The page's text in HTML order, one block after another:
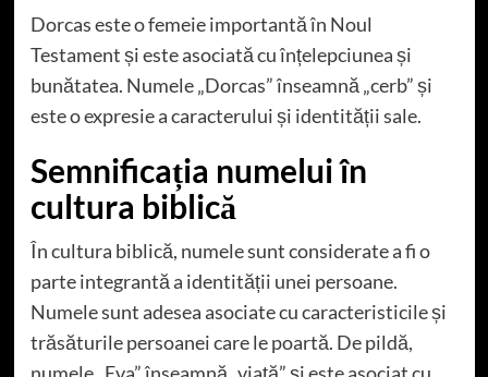
Dorcas este o femeie importantă în Noul
Testament și este asociată cu înțelepciunea și
bunătatea. Numele „Dorcas” înseamnă „cerb” și
este o expresie a caracterului și identității sale.
Semnificația numelui în
cultura biblică
În cultura biblică, numele sunt considerate a fi o
parte integrantă a identității unei persoane.
Numele sunt adesea asociate cu caracteristicile și
trăsăturile persoanei care le poartă. De pildă,